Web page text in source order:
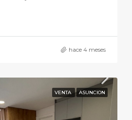
hace 4 meses
VENTA ASUNCION